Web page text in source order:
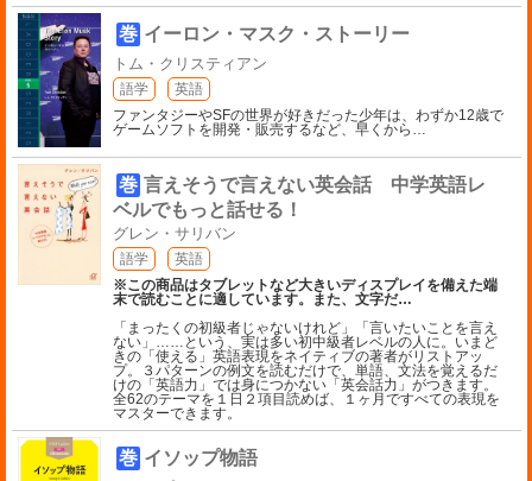
巻 イーロン・マスク・ストーリー
トム・クリスティアン
語学
英語
ファンタジーやSFの世界が好きだった少年は、わずか12歳で
ゲームソフトを開発・販売するなど、早くから …
巻 言えそうで言えない英会話 中学英語レ
ベルでもっと話せる！
グレン・サリバン
語学
英語
※この商品はタブレットなど大きいディスプレイを備えた端
末で読むことに適しています。また、文字だ…
「まったくの初級者じゃないけれど」「言いたいことを言え
ない」……という、実は多い初中級者レベルの人に。いまど
きの「使える」英語表現をネイティブの著者がリストアッ
プ。３パターンの例文を読むだけで、単語、文法を覚えるだ
けの「英語力」では身につかない「英会話力」がつきます。
全62のテーマを１日２項目読めば、１ヶ月ですべての表現を
マスターできます。
巻 イソップ物語